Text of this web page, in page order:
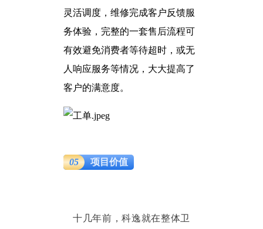
灵活调度，维修完成客户反馈服
务体验，完整的一套售后流程可
有效避免消费者等待超时，或无
人响应服务等情况，大大提高了
客户的满意度。
05 项目价值
十几年前，科逸就在整体卫